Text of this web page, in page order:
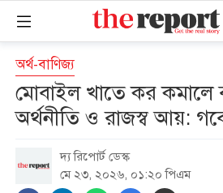
অর্থ-বাণিজ্য
মোবাইল খাতে কর কমালে
অর্থনীতি ও রাজস্ব আয়:
দ্য রিপোর্ট ডেস্ক
মে ২৩, ২০২৬, ০১:২০ পিএম